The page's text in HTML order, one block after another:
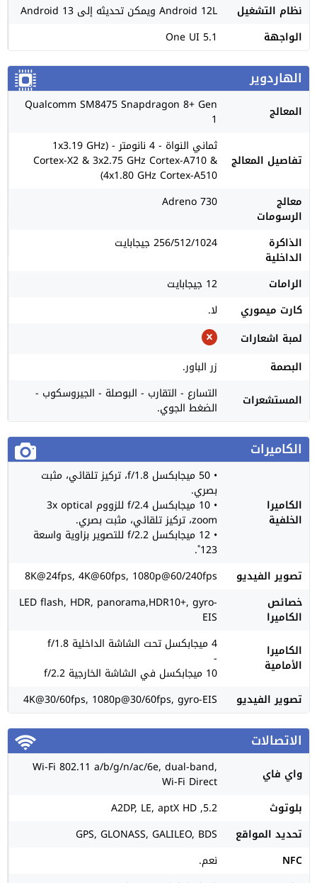
نظام التشغيل
Android 12L ويمكن تحديثه إلى Android 13
الواجهة
One UI 5.1
الهاردوير
المعالج Qualcomm SM8475 Snapdragon 8+ Gen
1
تفاصيل المعالج
ثماني النواة - 4 نانومتر - (1x3.19 GHz
Cortex-X2 & 3x2.75 GHz Cortex-A710 &
4x1.80 GHz Cortex-A510)
معالج
الرسومات
Adreno 730
الذاكرة
الداخلية
256/512/1024 جيجابايت
الرامات
12 جيجابايت
كارت ميموري
لا.
لمبة اشعارات
البصمة
زر الباور.
المستشعرات
التسارع - التقارب - البوصلة - الجيروسكوب -
الضغط الجوي.
الكاميرات
الكاميرا
الخلفية
• 50 ميجابكسل f/1.8، تركيز تلقائي، مثبت
بصري.
• 10 ميجابكسل f/2.4 للزووم 3x optical
zoom، تركيز تلقائي، مثبت بصري.
• 12 ميجابكسل f/2.2 للتصوير بزاوية واسعة
123˚.
تصوير الفيديو
8K@24fps, 4K@60fps, 1080p@60/240fps
خصائص
الكاميرا
LED flash, HDR, panorama,HDR10+, gyro-
EIS
الكاميرا
الأمامية
4 ميجابكسل تحت الشاشة الداخلية f/1.8
-
10 ميجابكسل في الشاشة الخارجية f/2.2
تصوير الفيديو
4K@30/60fps, 1080p@30/60fps, gyro-EIS
الاتصالات
واي فاي Wi-Fi 802.11 a/b/g/n/ac/6e, dual-band,
Wi-Fi Direct
بلوتوث
5.2, A2DP, LE, aptX HD
تحديد المواقع
GPS, GLONASS, GALILEO, BDS
NFC
نعم.